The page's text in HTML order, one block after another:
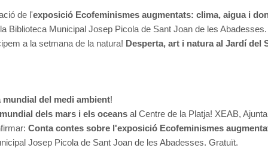
de l'exposició Ecofeminismes augmentats: clima, aigua i
Biblioteca Municipal Josep Picola de Sant Joan de les
a la setmana de la natura! Desperta, art i natura al Jardí del
mundial del medi ambient!
dels mars i els oceans al Centre de la Platja! XEAB,
Conta contes sobre l'exposició Ecofeminismes
Josep Picola de Sant Joan de les Abadesses. Gratuït.